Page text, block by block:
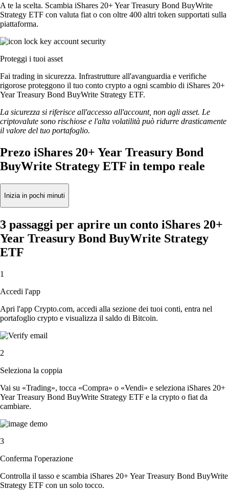
A te la scelta. Scambia iShares 20+ Year Treasury Bond BuyWrite
Strategy ETF con valuta fiat o con oltre 400 altri token supportati sulla
piattaforma.
Proteggi i tuoi asset
Fai trading in sicurezza. Infrastrutture all'avanguardia e verifiche
rigorose proteggono il tuo conto crypto a ogni scambio di iShares 20+
Year Treasury Bond BuyWrite Strategy ETF.
La sicurezza si riferisce all'accesso all'account, non agli asset. Le
criptovalute sono rischiose e l'alta volatilità può ridurre drasticamente
il valore del tuo portafoglio.
Prezo iShares 20+ Year Treasury Bond
BuyWrite Strategy ETF in tempo reale
Inizia in pochi minuti
3 passaggi per aprire un conto iShares 20+
Year Treasury Bond BuyWrite Strategy
ETF
1
Accedi l'app
Apri l'app Crypto.com, accedi alla sezione dei tuoi conti, entra nel
portafoglio crypto e visualizza il saldo di Bitcoin.
2
Seleziona la coppia
Vai su «Trading», tocca «Compra» o «Vendi» e seleziona iShares 20+
Year Treasury Bond BuyWrite Strategy ETF e la crypto o fiat da
cambiare.
3
Conferma l'operazione
Controlla il tasso e scambia iShares 20+ Year Treasury Bond BuyWrite
Strategy ETF con un solo tocco.